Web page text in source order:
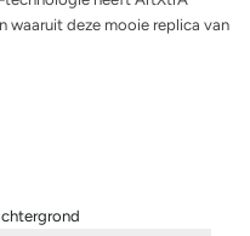
waaruit deze mooie replica van